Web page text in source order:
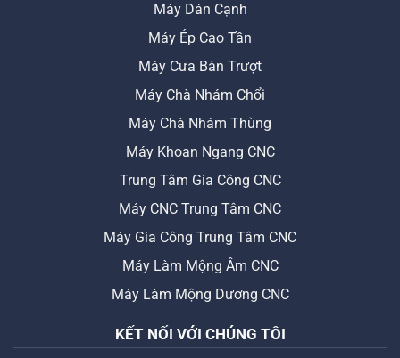
Máy Dán Cạnh
Máy Ép Cao Tần
Máy Cưa Bàn Trượt
Máy Chà Nhám Chổi
Máy Chà Nhám Thùng
Máy Khoan Ngang CNC
Trung Tâm Gia Công CNC
Máy CNC Trung Tâm CNC
Máy Gia Công Trung Tâm CNC
Máy Làm Mộng Âm CNC
Máy Làm Mộng Dương CNC
KẾT NỐI VỚI CHÚNG TÔI